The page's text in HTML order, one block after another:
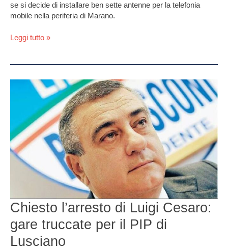
se si decide di installare ben sette antenne per la telefonia
mobile nella periferia di Marano.
Leggi tutto »
Chiesto l’arresto di Luigi Cesaro:
gare truccate per il PIP di
Lusciano
Chiesto
Cesaro:
gare
truccate
per
Lusciano